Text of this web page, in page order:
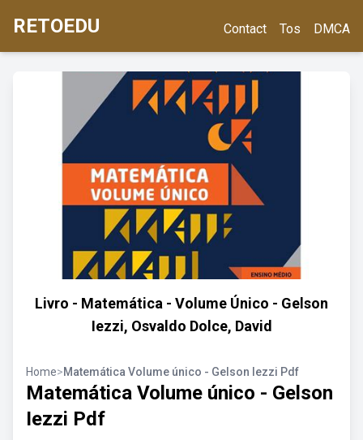
RETOEDU Contact Tos DMCA
Livro - Matemática - Volume Único - Gelson
Iezzi, Osvaldo Dolce, David
Home>Matemática Volume único - Gelson Iezzi Pdf
Matemática Volume único - Gelson
Iezzi Pdf